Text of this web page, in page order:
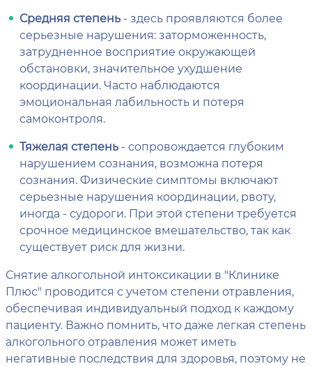
Средняя степень - здесь проявляются более
серьезные нарушения: заторможенность,
затрудненное восприятие окружающей
обстановки, значительное ухудшение
координации. Часто наблюдаются
эмоциональная лабильность и потеря
самоконтроля.
Тяжелая степень - сопровождается глубоким
нарушением сознания, возможна потеря
сознания. Физические симптомы включают
серьезные нарушения координации, рвоту,
иногда - судороги. При этой степени требуется
срочное медицинское вмешательство, так как
существует риск для жизни.
Снятие алкогольной интоксикации в "Клинике
Плюс" проводится с учетом степени отравления,
обеспечивая индивидуальный подход к каждому
пациенту. Важно помнить, что даже легкая степень
алкогольного отравления может иметь
негативные последствия для здоровья, поэтому не